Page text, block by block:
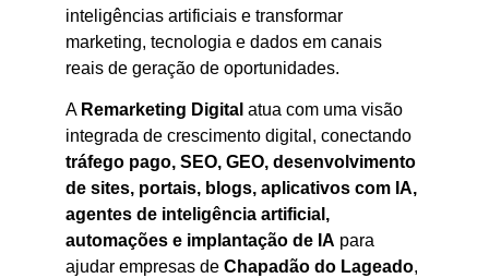
inteligências artificiais e transformar
marketing, tecnologia e dados em canais
reais de geração de oportunidades.
A Remarketing Digital atua com uma visão
integrada de crescimento digital, conectando
tráfego pago, SEO, GEO, desenvolvimento
de sites, portais, blogs, aplicativos com IA,
agentes de inteligência artificial,
automações e implantação de IA para
ajudar empresas de Chapadão do Lageado,